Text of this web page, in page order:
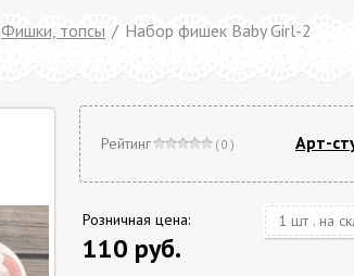
Фишки, топсы / Набор фишек Baby Girl-2
Арт-
Рейтинг ( 0 )
Розничная цена:
110 руб.
1 шт . на